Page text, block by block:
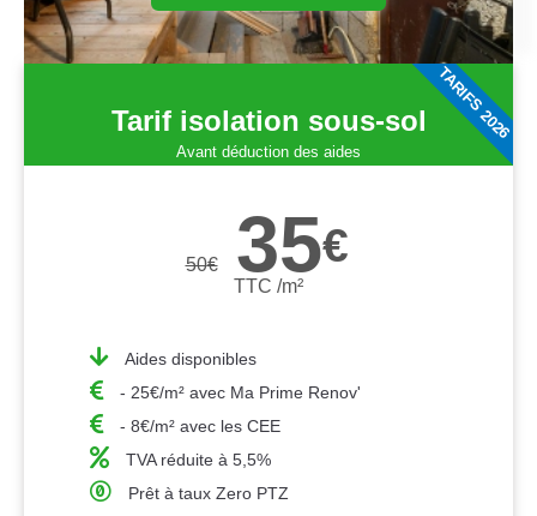
Tarif isolation sous-sol
Avant déduction des aides
50€ 35€
TTC /m²
Aides disponibles
- 25€/m² avec Ma Prime Renov'
- 8€/m² avec les CEE
TVA réduite à 5,5%
Prêt à taux Zero PTZ
TARIFS 2026